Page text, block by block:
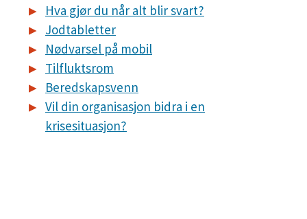
Hva gjør du når alt blir svart?
Jodtabletter
Nødvarsel på mobil
Tilfluktsrom
Beredskapsvenn
Vil din organisasjon bidra i en
krisesituasjon?